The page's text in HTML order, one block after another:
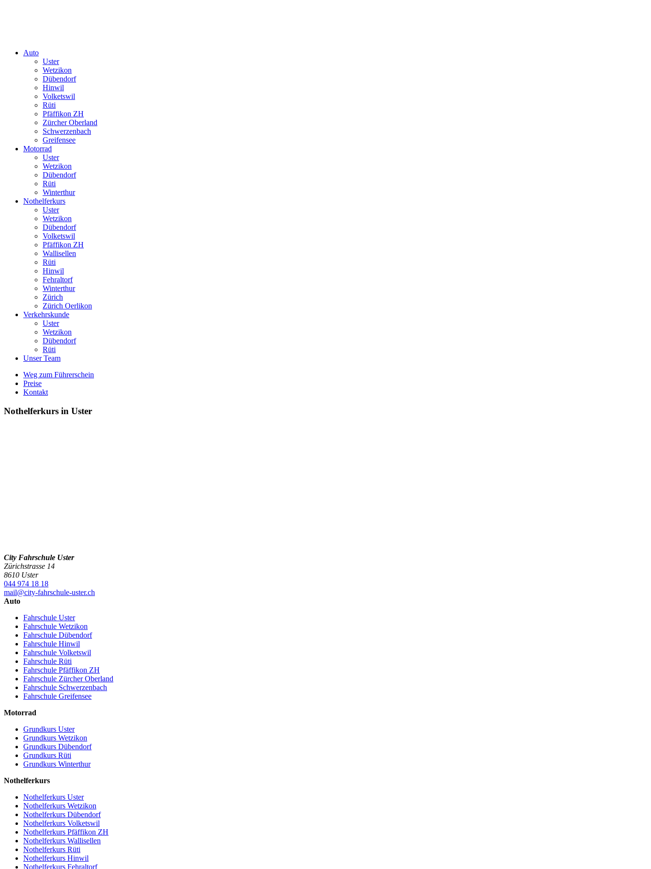
Auto
Uster
Wetzikon
Dübendorf
Hinwil
Volketswil
Rüti
Pfäffikon ZH
Zürcher Oberland
Schwerzenbach
Greifensee
Motorrad
Uster
Wetzikon
Dübendorf
Rüti
Winterthur
Nothelferkurs
Uster
Wetzikon
Dübendorf
Volketswil
Pfäffikon ZH
Wallisellen
Rüti
Hinwil
Fehraltorf
Winterthur
Zürich
Zürich Oerlikon
Verkehrskunde
Uster
Wetzikon
Dübendorf
Rüti
Unser Team
Weg zum Führerschein
Preise
Kontakt
Nothelferkurs in Uster
City Fahrschule Uster
Zürichstrasse 14
8610 Uster
044 974 18 18
mail@city-fahrschule-uster.ch
Auto
Fahrschule Uster
Fahrschule Wetzikon
Fahrschule Dübendorf
Fahrschule Hinwil
Fahrschule Volketswil
Fahrschule Rüti
Fahrschule Pfäffikon ZH
Fahrschule Zürcher Oberland
Fahrschule Schwerzenbach
Fahrschule Greifensee
Motorrad
Grundkurs Uster
Grundkurs Wetzikon
Grundkurs Dübendorf
Grundkurs Rüti
Grundkurs Winterthur
Nothelferkurs
Nothelferkurs Uster
Nothelferkurs Wetzikon
Nothelferkurs Dübendorf
Nothelferkurs Volketswil
Nothelferkurs Pfäffikon ZH
Nothelferkurs Wallisellen
Nothelferkurs Rüti
Nothelferkurs Hinwil
Nothelferkurs Fehraltorf